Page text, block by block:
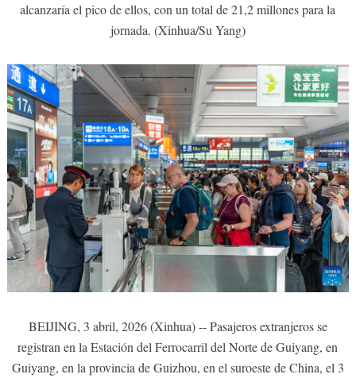
alcanzaría el pico de ellos, con un total de 21,2 millones para la
jornada. (Xinhua/Su Yang)
BEIJING, 3 abril, 2026 (Xinhua) -- Pasajeros extranjeros se
registran en la Estación del Ferrocarril del Norte de Guiyang, en
Guiyang, en la provincia de Guizhou, en el suroeste de China, el 3